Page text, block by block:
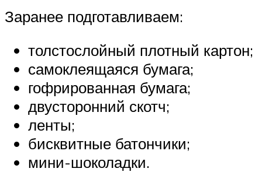
Заранее подготавливаем:
толстослойный плотный картон;
самоклеящаяся бумага;
гофрированная бумага;
двусторонний скотч;
ленты;
бисквитные батончики;
мини-шоколадки.